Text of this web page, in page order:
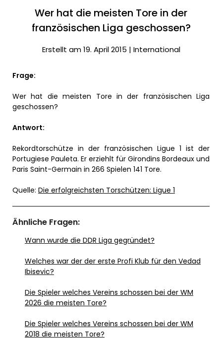
Wer hat die meisten Tore in der
französischen Liga geschossen?
Erstellt am 19. April 2015 | International
Frage:
Wer hat die meisten Tore in der französischen Liga
geschossen?
Antwort:
Rekordtorschütze in der französischen Ligue 1 ist der
Portugiese Pauleta. Er erziehlt für Girondins Bordeaux und
Paris Saint-Germain in 266 Spielen 141 Tore.
Quelle: Die erfolgreichsten Torschützen: Ligue 1
Ähnliche Fragen:
Wann wurde die DDR Liga gegründet?
Welches war der der erste Profi Klub für den Vedad
Ibisevic?
Die Spieler welches Vereins schossen bei der WM
2026 die meisten Tore?
Die Spieler welches Vereins schossen bei der WM
2018 die meisten Tore?